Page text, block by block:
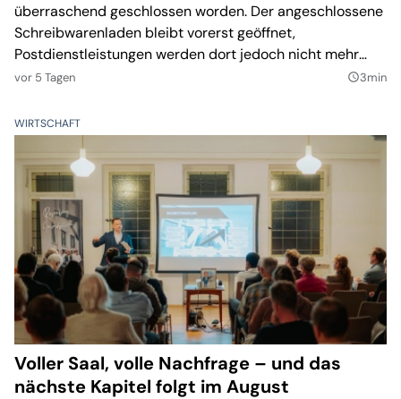
überraschend geschlossen worden. Der angeschlossene
Schreibwarenladen bleibt vorerst geöffnet,
Postdienstleistungen werden dort jedoch nicht mehr
angeboten.
vor 5 Tagen query_builder3min
WIRTSCHAFT
Voller Saal, volle Nachfrage – und das
nächste Kapitel folgt im August